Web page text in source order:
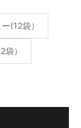
(12袋）
）